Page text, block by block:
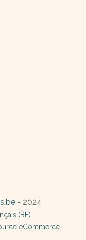
- 2024
(BE)
eCommerce